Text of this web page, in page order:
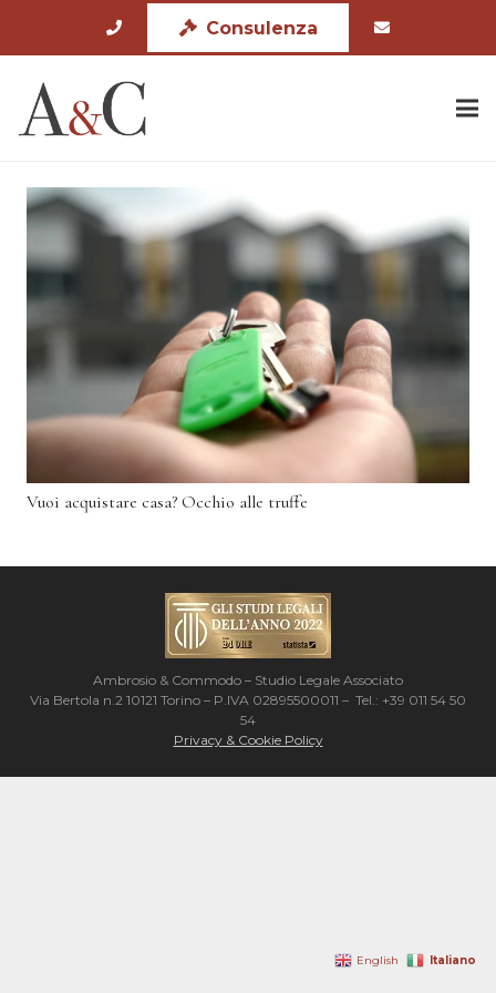
Consulenza
Vuoi acquistare casa? Occhio alle truffe
Ambrosio & Commodo – Studio Legale Associato
Via Bertola n.2 10121 Torino – P.IVA 02895500011 – Tel.: +39 011 54 50
54
Privacy & Cookie Policy
English Italiano